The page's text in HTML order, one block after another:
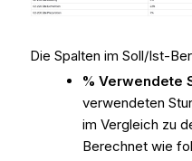
Die Spalten im Soll/Ist-
% Verwendete
verwendeten
im Vergleich zu
Berechnet wie